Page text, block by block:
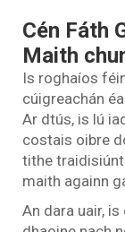
Cén Fáth
Maith
Is roghaíos
cúigreachán
Ar dtús, is lú
costais oibre
tithe
maith againn
An dara uair,